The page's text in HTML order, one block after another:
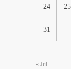
24 25
31
« Jul